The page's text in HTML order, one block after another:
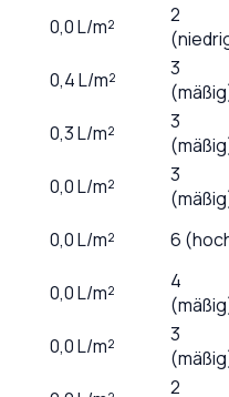
0,0L/m²
2
0,4L/m²
3
0,3L/m²
3
0,0L/m²
3
0,0L/m²
6
0,0L/m²
4
0,0L/m²
3
2